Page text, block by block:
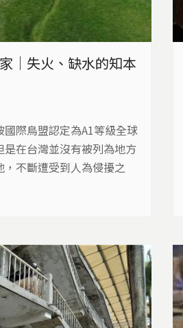
｜失火、缺水的知本
際鳥盟認定為A1等級全球
是在台灣並沒有被列為地方
不斷遭受到人為侵擾之
從過去的30公頃不斷下
工，水源被切斷，濕地一
些生物的家園。 此外，濕
公頃的碳匯園區開發案，環
民都相當擔憂知本濕地的未